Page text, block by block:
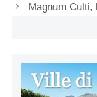
Magnum Culti,